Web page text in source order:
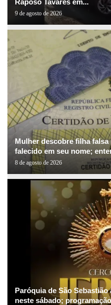
9 de agosto de 2026
Mulher descobre filha
falecido em seu nome;
8 de agosto de 2026
Paróquia de São
neste sábado;